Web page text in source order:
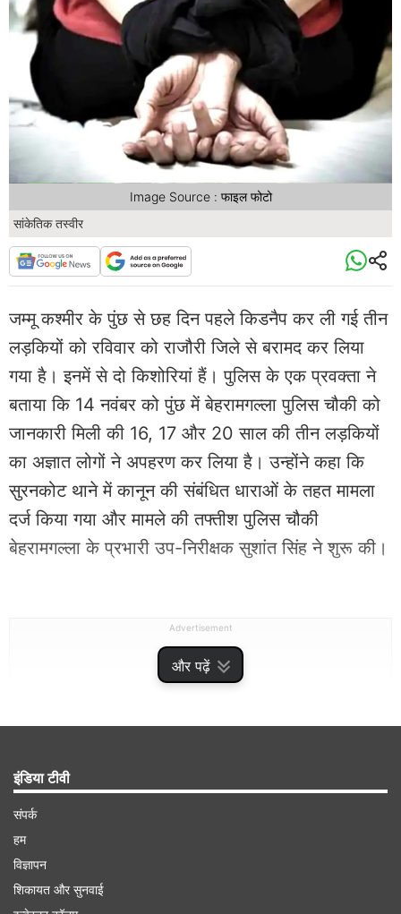
और पढ़ें
सांकेतिक तस्वीर
Image Source : फाइल फोटो
जम्मू कश्मीर के पुंछ से छह दिन पहले किडनैप कर ली गई तीन
लड़कियों को रविवार को राजौरी जिले से बरामद कर लिया
गया है। इनमें से दो किशोरियां हैं। पुलिस के एक प्रवक्ता ने
बताया कि 14 नवंबर को पुंछ में बेहरामगल्ला पुलिस चौकी को
जानकारी मिली की 16, 17 और 20 साल की तीन लड़कियों
का अज्ञात लोगों ने अपहरण कर लिया है। उन्होंने कहा कि
सुरनकोट थाने में कानून की संबंधित धाराओं के तहत मामला
दर्ज किया गया और मामले की तफ्तीश पुलिस चौकी
बेहरामगल्ला के प्रभारी उप-निरीक्षक सुशांत सिंह ने शुरू की।
Advertisement
कुछ संदिग्धों को हिरासत में लिया गया
इंडिया टीवी
संपर्क
हम
विज्ञापन
शिकायत और सुनवाई